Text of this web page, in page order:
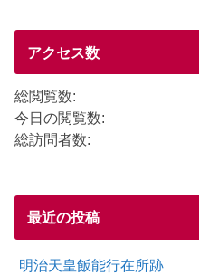
o
アクセス数
総閲覧数:
今日の閲覧数:
総訪問者数:
最近の投稿
明治天皇飯能行在所跡